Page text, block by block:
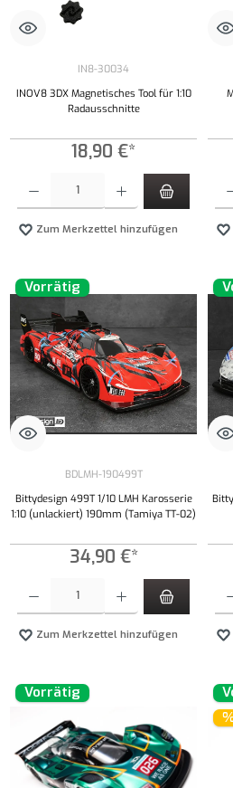
IN8-30034
INOV8 3DX Magnetisches Tool für 1:10
Radausschnitte
18,90 €*
Zum Merkzettel hinzufügen
Vorrätig
BDLMH-190499T
Bittydesign 499T 1/10 LMH Karosserie
1:10 (unlackiert) 190mm (Tamiya TT-02)
34,90 €*
Zum Merkzettel hinzufügen
Vorrätig